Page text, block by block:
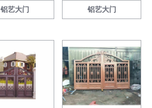
铝艺大门 铝艺大门